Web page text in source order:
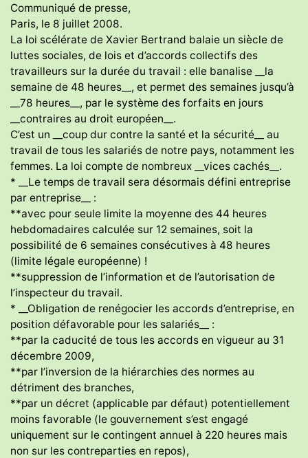
Communiqué de presse,
Paris, le 8 juillet 2008.
La loi scélérate de Xavier Bertrand balaie un siècle de
luttes sociales, de lois et d’accords collectifs des
travailleurs sur la durée du travail : elle banalise __la
semaine de 48 heures__, et permet des semaines jusqu’à
__78 heures__, par le système des forfaits en jours
__contraires au droit européen__.
C’est un __coup dur contre la santé et la sécurité__ au
travail de tous les salariés de notre pays, notamment les
femmes. La loi compte de nombreux __vices cachés__.
* __Le temps de travail sera désormais défini entreprise
par entreprise__ :
**avec pour seule limite la moyenne des 44 heures
hebdomadaires calculée sur 12 semaines, soit la
possibilité de 6 semaines consécutives à 48 heures
(limite légale européenne) !
**suppression de l’information et de l’autorisation de
l’inspecteur du travail.
* __Obligation de renégocier les accords d’entreprise, en
position défavorable pour les salariés__ :
**par la caducité de tous les accords en vigueur au 31
décembre 2009,
**par l’inversion de la hiérarchies des normes au
détriment des branches,
**par un décret (applicable par défaut) potentiellement
moins favorable (le gouvernement s’est engagé
uniquement sur le contingent annuel à 220 heures mais
non sur les contreparties en repos),